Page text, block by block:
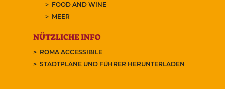
FOOD AND WINE
MEER
NÜTZLICHE INFO
ROMA ACCESSIBILE
STADTPLÄNE UND FÜHRER HERUNTERLADEN